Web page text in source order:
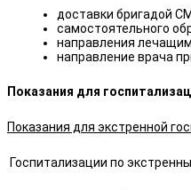
доставки бригадой
самостоятельного
направления
направление врача
Показания для
Показания для экстренной
Госпитализации по